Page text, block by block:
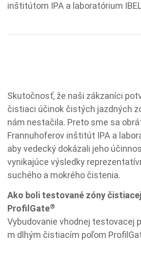
inštitútom IPA a laboratórium
Skutočnosť, že naši zákzaníci
čistiaci účinok čistých jazdných
nám nestačila. Preto sme sa
Frannuhoferov inštitút IPA a
aby vedecký dokázali jeho
vynikajúce výsledky
suchého a mokrého čistenia.
Ako boli testované zóny
ProfilGate®
Vybudovanie vhodnej testovacej
m dlhým čistiacím poľom